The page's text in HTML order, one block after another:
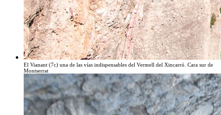
El Vianant (7c) una de las vías indispensables del Vermell del Xincarró. Cara sur de
Montserrat